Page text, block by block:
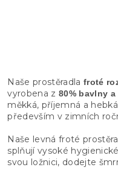
Naše prostěradla froté
vyrobena z 80% bavlny
měkká, příjemná a
především v zimních
Naše levná froté
splňují vysoké
svou ložnici, dodejte